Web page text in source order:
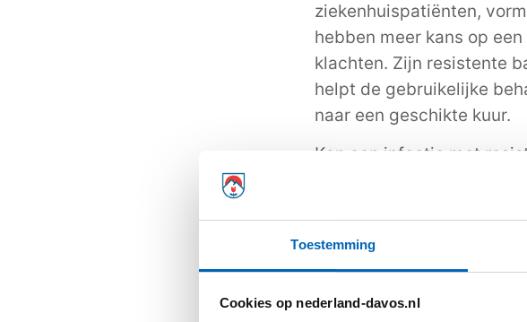
Toestemming
Cookies op nederland-davos.nl
ziekenhuispatiënten,
hebben meer kans op
klachten. Zijn resistente
helpt de gebruikelijke
naar een geschikte kuur.
Kan een infectie met
de bacteriën nog wel
bacteriën verdwenen zijn.